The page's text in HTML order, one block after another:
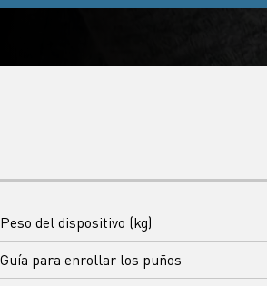
Peso del dispositivo (kg)
Guía para enrollar los puños